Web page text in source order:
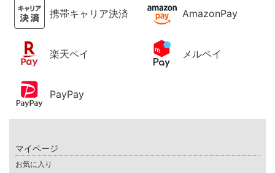
携帯キャリア決済 AmazonPay
楽天ペイ メルペイ
PayPay
マイページ
お気に入り